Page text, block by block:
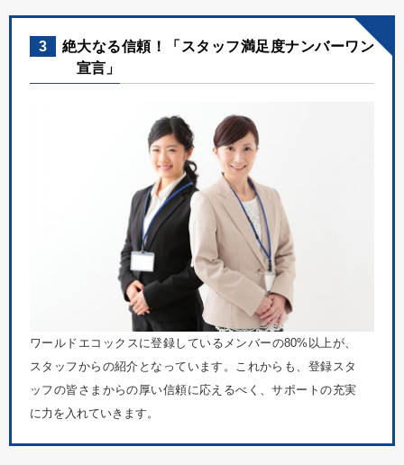
3
絶大なる信頼！「スタッフ満足度ナンバーワン
宣言」
ワールドエコックスに登録しているメンバーの80%以上が、
スタッフからの紹介となっています。これからも、登録スタ
ッフの皆さまからの厚い信頼に応えるべく、サポートの充実
に力を入れていきます。